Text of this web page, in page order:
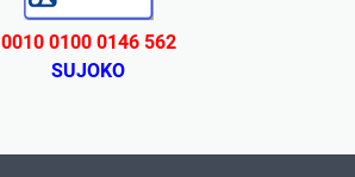
0010 0100 0146 562
SUJOKO